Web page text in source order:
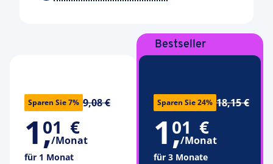
Sparen Sie 7% 9,08 €
1,
01 €
/Monat
für 1 Monat
Bestseller
Sparen Sie 24% 18,15 €
1,
01 €
/Monat
für 3 Monate